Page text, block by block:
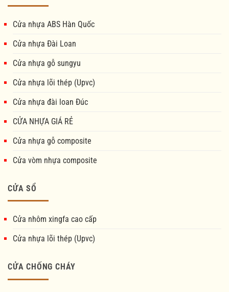
Cửa nhựa ABS Hàn Quốc
Cửa nhựa Đài Loan
Cửa nhựa gỗ sungyu
Cửa nhựa lõi thép (Upvc)
Cửa nhựa đài loan Đúc
CỬA NHỰA GIÁ RẺ
Cửa nhựa gỗ composite
Cửa vòm nhựa composite
CỬA SỔ
Cửa nhôm xingfa cao cấp
Cửa nhựa lõi thép (Upvc)
CỬA CHỐNG CHÁY